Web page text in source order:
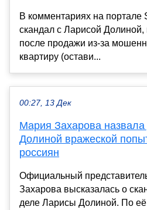
В комментариях на портале
скандал с Ларисой Долиной,
после продажи из-за
квартиру (остави...
00:27, 13 Дек
Мария Захарова
Долиной вражеской
россиян
Официальный
Захарова высказалась о
деле Ларисы Долиной. По